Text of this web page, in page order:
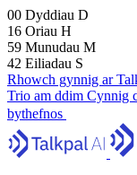
00 Dyddiau D
16 Oriau H
59 Munudau M
41 Eiliadau S
Rhowch gynnig ar
Trio am ddim Cynnig
bythefnos